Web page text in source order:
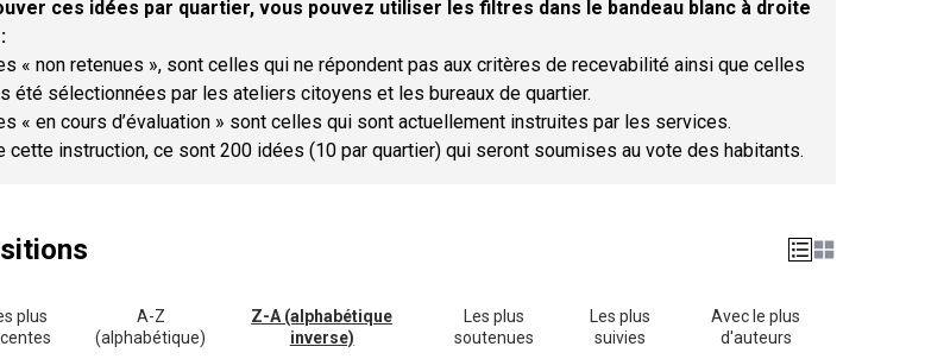
ces idées par quartier, vous pouvez utiliser les filtres dans le bandeau blanc à droite
« non retenues », sont celles qui ne répondent pas aux critères de recevabilité ainsi que celles
été sélectionnées par les ateliers citoyens et les bureaux de quartier.
« en cours d’évaluation » sont celles qui sont actuellement instruites par les services.
cette instruction, ce sont 200 idées (10 par quartier) qui seront soumises au vote des habitants.
plus
A-Z
(alphabétique)
Z-A (alphabétique
inverse)
Les plus
soutenues
Les plus
suivies
Avec le plus
d'auteurs